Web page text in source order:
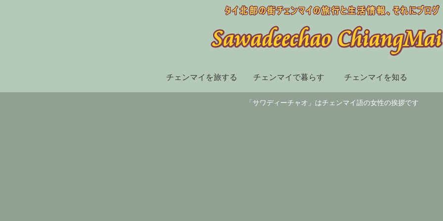
チェンマイを旅する チェンマイで暮らす チェンマイを知る
「サワディーチャオ」はチェンマイ語の女性の挨拶です